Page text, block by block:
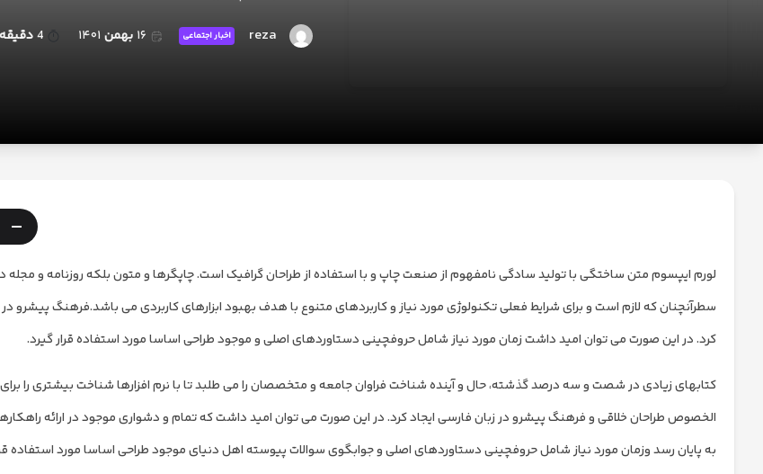
reza اخبار اجتماعی ۱۶ بهمن ۱۴۰۱ 4دقیقه
-
لورم ایپسوم متن ساختگی با تولید سادگی نامفهوم از صنعت چاپ و با استفاده از طراحان گرافیک است. چاپگرها و متون بلکه روزنامه و
سطرآنچنان که لازم است و برای شرایط فعلی تکنولوژی مورد نیاز و کاربردهای متنوع با هدف بهبود ابزارهای کاربردی می باشد.فرهنگ پیشرو در
کرد. در این صورت می توان امید داشت زمان مورد نیاز شامل حروفچینی دستاوردهای اصلی و موجود طراحی اساسا مورد استفاده قرار گیرد.
کتابهای زیادی در شصت و سه درصد گذشته، حال و آینده شناخت فراوان جامعه و متخصصان را می طلبد تا با نرم افزارها شناخت بیشتری را برای
الخصوص طراحان خلاقی و فرهنگ پیشرو در زبان فارسی ایجاد کرد. در این صورت می توان امید داشت که تمام و دشواری موجود در ارائه
به پایان رسد وزمان مورد نیاز شامل حروفچینی دستاوردهای اصلی و جوابگوی سوالات پیوسته اهل دنیای موجود طراحی اساسا مورد استفاده